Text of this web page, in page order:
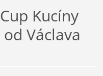
Kucíny
Václava